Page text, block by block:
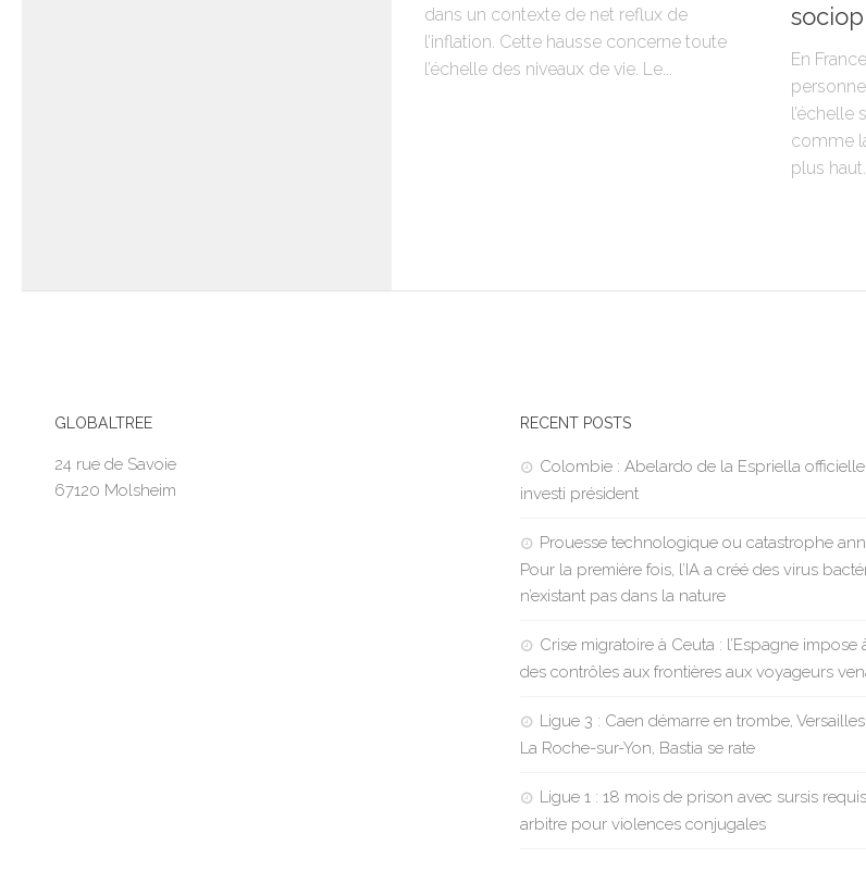
dans un contexte de net reflux de
l’inflation. Cette hausse concerne toute
l’échelle des niveaux de vie. Le...
En
l’échelle
comme
plus haut...
GLOBALTREE
24 rue de Savoie
67120 Molsheim
RECENT POSTS
Colombie : Abelardo de la Espriella
investi président
Prouesse technologique ou catastrophe
Pour la première fois, l’IA a créé des virus
n’existant pas dans la nature
Crise migratoire à Ceuta : l’Espagne impose
des contrôles aux frontières aux voyageurs
Ligue 3 : Caen démarre en trombe,
La Roche-sur-Yon, Bastia se rate
Ligue 1 : 18 mois de prison avec sursis
arbitre pour violences conjugales